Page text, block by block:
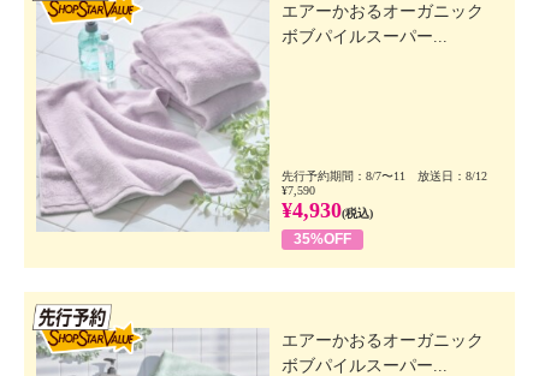
エアーかおるオーガニック
ボブパイルスーパー...
先行予約期間：8/7〜11 放送日：8/12
¥7,590
¥4,930(税込)
35%OFF
エアーかおるオーガニック
ボブパイルスーパー...